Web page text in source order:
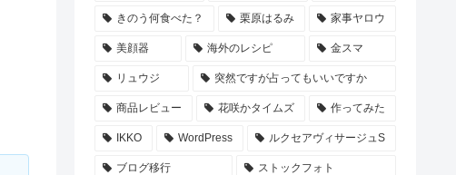
きのう何食べた？ 栗原はるみ 家事ヤロウ
美顔器 海外のレシピ 金スマ
リュウジ 突然ですが占ってもいいですか
商品レビュー 花咲かタイムズ 作ってみた
IKKO WordPress ルクセアヴィサージュS
ブログ移行 ストックフォト